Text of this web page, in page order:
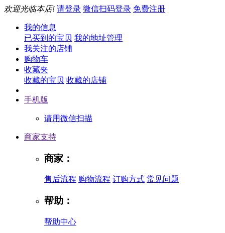
欢迎光临本店! 请登录 微信扫码登录 免费注册
我的信息
已买到的宝贝 我的地址管理
我关注的店铺
购物车
收藏夹
收藏的宝贝 收藏的店铺
手机版
请用微信扫描
商家支持
商家：
售后流程 购物流程 订购方式 常见问题
帮助：
帮助中心